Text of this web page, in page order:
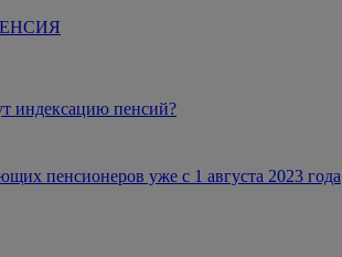
индексацию пенсий?
пенсионеров уже с 1 августа 2023 года